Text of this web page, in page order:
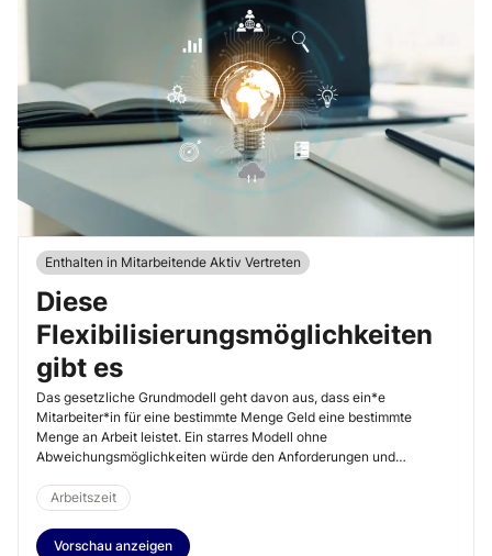
Enthalten in Mitarbeitende Aktiv Vertreten
Diese
Flexibilisierungsmöglichkeiten
gibt es
Das gesetzliche Grundmodell geht davon aus, dass ein*e
Mitarbeiter*in für eine bestimmte Menge Geld eine bestimmte
Menge an Arbeit leistet. Ein starres Modell ohne
Abweichungsmöglichkeiten würde den Anforderungen und
sich daher in der Praxis die unterschiedlichsten Arbeitszeitmodelle
herausgebildet.
Arbeitszeit
Vorschau anzeigen